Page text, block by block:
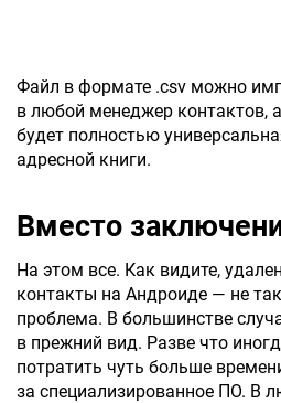
Файл в формате .csv можно
в любой менеджер контактов,
будет полностью
адресной книги.
Вместо
На этом все. Как видите,
контакты на Андроиде — не
проблема. В большинстве
в прежний вид. Разве что
потратить чуть больше
за специализированное ПО. В